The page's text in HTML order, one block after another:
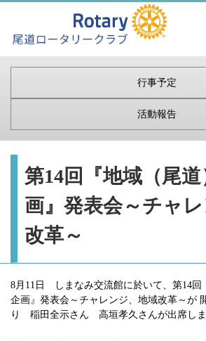
行事予定
活動報告
第14回『地域（尾
画』発表会～チャ
改革～
8月11日 しまなみ交流館に於いて、第14回
企画』発表会～チャレンジ、地域改革～が
り 稲田全示さん 高垣孝久さんが出席しま